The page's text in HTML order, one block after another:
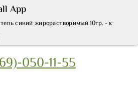
App
синий жирорастворимый 10гр. - купить
050-11-55